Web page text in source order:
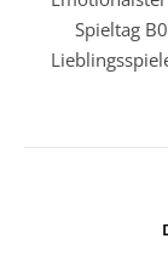
Spieltag